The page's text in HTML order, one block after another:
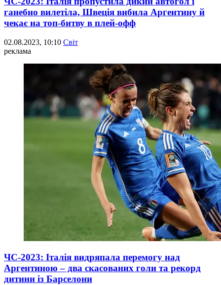
ганебно вилетіла, Швеція вибила Аргентину й
чекає на топ-битву в плей-офф
02.08.2023, 10:10 Світ
реклама
ЧС-2023: Італія видряпала перемогу над
Аргентиною – два скасованих голи та рекорд
дитини із Барселони